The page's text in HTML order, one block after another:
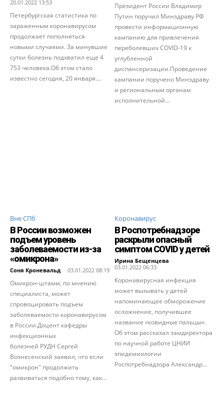
20.01.2022 13:53
Петербургская статистика по
зараженным коронавирусом
продолжает пополняться
новыми случаями. За минувшие
сутки болезнь подхватил еще 4
753 человека.Об этом стало
известно сегодня, 20 января....
Президент России Владимир
Путин поручил Минздраву РФ
провести информационную
кампанию для привлечения
переболевших COVID-19 к
углубленной
диспансеризации.Проведение
кампании поручено Минздраву
и региональным органам
исполнительной...
Вне СПб
В России возможен
подъем уровень
заболеваемости из-за
«омикрона»
Соня Кроневальд - 03.01.2022 08:19
Омикрон-штамм, по мнению
специалиста, может
спровоцировать подъем
заболеваемости коронавирусом
в России.Доцент кафедры
инфекционных
болезней РУДН Сергей
Вознесенский заявил, что если
"омикрон" продолжить
развиваться подобно тому, как...
Коронавирус
В Роспотребнадзоре
раскрыли опасный
симптом COVID у детей
Ирина Бещенцева -
03.01.2022 06:33
Коронавирусная инфекция
может вызывать у детей
напоминающее обморожение
осложнение, получившее
название «ковидные пальцы».
Об этом рассказал замдиректора
по научной работе ЦНИИ
эпидемиологии
Роспотребнадзора Александр...